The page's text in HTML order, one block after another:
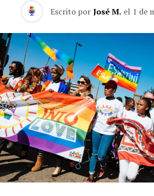
Escrito por José M. el 1 de